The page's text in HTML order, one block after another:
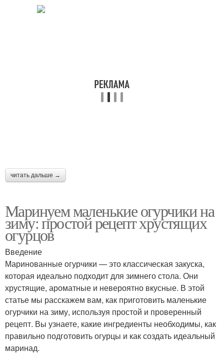
читать дальше →
Маринуем маленькие огурчики на
зиму: простой рецепт хрустящих
огурцов
Введение
Маринованные огурчики — это классическая закуска,
которая идеально подходит для зимнего стола. Они
хрустящие, ароматные и невероятно вкусные. В этой
статье мы расскажем вам, как приготовить маленькие
огурчики на зиму, используя простой и проверенный
рецепт. Вы узнаете, какие ингредиенты необходимы, как
правильно подготовить огурцы и как создать идеальный
маринад.